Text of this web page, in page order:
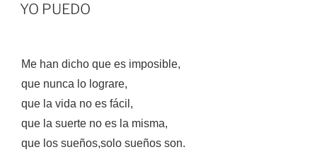
YO PUEDO
Me han dicho que es imposible,
que nunca lo lograre,
que la vida no es fácil,
que la suerte no es la misma,
que los sueños,solo sueños son.